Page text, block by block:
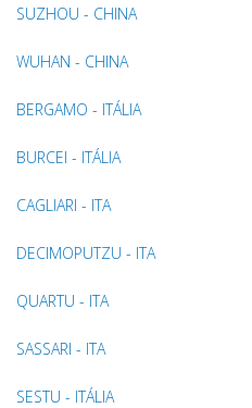
SUZHOU - CHINA
WUHAN - CHINA
BERGAMO - ITÁLIA
BURCEI - ITÁLIA
CAGLIARI - ITA
DECIMOPUTZU - ITA
QUARTU - ITA
SASSARI - ITA
SESTU - ITÁLIA